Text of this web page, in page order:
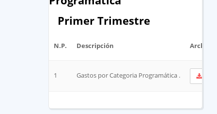
Primer Trimestre
N.P. Descripción Archivo
1 Gastos por Categoria Programática .